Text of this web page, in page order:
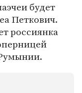
будет
Петкович.
россиянка